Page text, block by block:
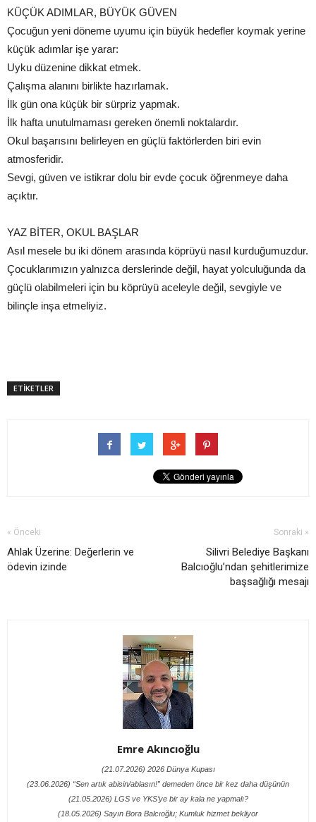
KÜÇÜK ADIMLAR, BÜYÜK GÜVEN
Çocuğun yeni döneme uyumu için büyük hedefler koymak yerine
küçük adımlar işe yarar:
Uyku düzenine dikkat etmek.
Çalışma alanını birlikte hazırlamak.
İlk gün ona küçük bir sürpriz yapmak.
İlk hafta unutulmaması gereken önemli noktalardır.
Okul başarısını belirleyen en güçlü faktörlerden biri evin
atmosferidir.
Sevgi, güven ve istikrar dolu bir evde çocuk öğrenmeye daha
açıktır.
YAZ BİTER, OKUL BAŞLAR
Asıl mesele bu iki dönem arasında köprüyü nasıl kurduğumuzdur.
Çocuklarımızın yalnızca derslerinde değil, hayat yolculuğunda da
güçlü olabilmeleri için bu köprüyü aceleyle değil, sevgiyle ve
bilinçle inşa etmeliyiz.
ETİKETLER
« Önceki
Ahlak Üzerine: Değerlerin ve
ödevin izinde
Sonraki »
Silivri Belediye Başkanı
Balcıoğlu’ndan şehitlerimize
başsağlığı mesajı
Emre Akıncıoğlu
(21.07.2026) 2026 Dünya Kupası
(23.06.2026) “Sen artık abisin/ablasın!” demeden önce bir kez daha düşünün
(21.05.2026) LGS ve YKS’ye bir ay kala ne yapmalı?
(18.05.2026) Sayın Bora Balcıoğlu; Kumluk hizmet bekliyor